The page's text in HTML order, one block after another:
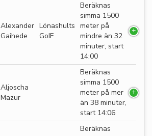
Alexander
Gaihede
Lönashults
GoIF
Beräknas
simma 1500
meter på
mindre än 32
minuter, start
14:00
Aljoscha
Mazur
Beräknas
simma 1500
meter på mer
än 38 minuter,
start 14:06
Beräknas